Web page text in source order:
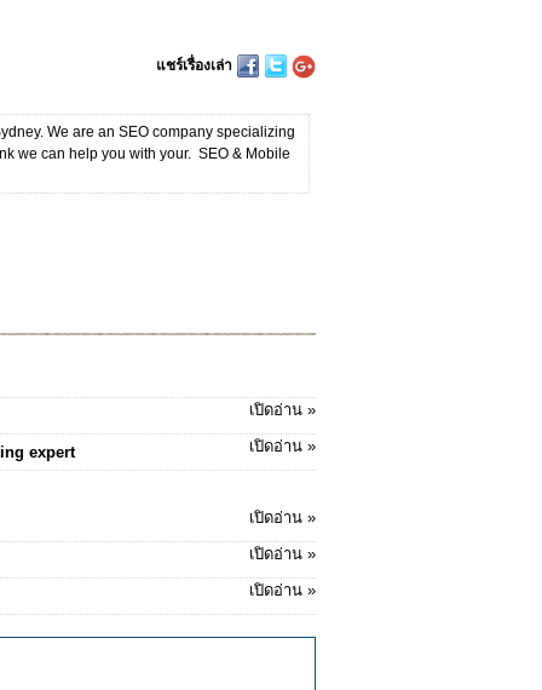
แชร์เรื่องเล่า
We are an SEO company specializing
we can help you with your. SEO & Mobile
เปิดอ่าน »
expert เปิดอ่าน »
เปิดอ่าน »
เปิดอ่าน »
เปิดอ่าน »